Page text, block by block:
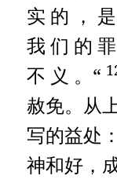
实 的 ，
我 们 的
不 义 。“
赦免。从
写的益处
神和好，